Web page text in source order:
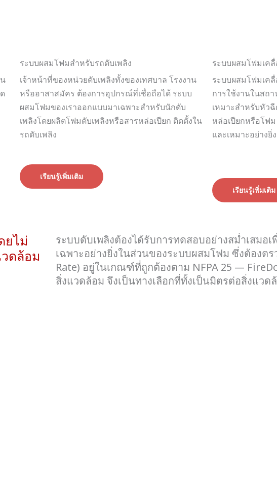
ระบบผสมโฟมสำหรับรถดับเพลิง
เจ้าหน้าที่ของหน่วยดับเพลิงทั้งของเทศบาล โรงงาน
หรืออาสาสมัคร ต้องการอุปกรณ์ที่เชื่อถือได้ ระบบ
ผสมโฟมของเราออกแบบมาเฉพาะสำหรับนักดับ
เพลิงโดยผลิตโฟมดับเพลิงหรือสารหล่อเปียก ติดตั้งใน
รถดับเพลิง
เรียนรู้เพิ่มเติม
ระบบผสมโฟมเค
ระบบผสมโฟมเค
การใช้งานในสถ
เหมาะสำหรับหัว
หล่อเปียกหรือโฟ
และเหมาะอย่างยิ่
เรียนรู้เพิ่มเติม
ยไม่
ดล้อม
ระบบดับเพลิงต้องได้รับการทดสอบอย่างสม่ำเสมอ
เฉพาะอย่างยิ่งในส่วนของระบบผสมโฟม ซึ่งต้อง
Rate) อยู่ในเกณฑ์ที่ถูกต้องตาม NFPA 25 —
สิ่งแวดล้อม จึงเป็นทางเลือกที่ทั้งเป็นมิตรต่อสิ่งแว